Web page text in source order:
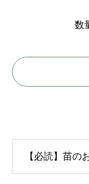
数
【必読】苗の